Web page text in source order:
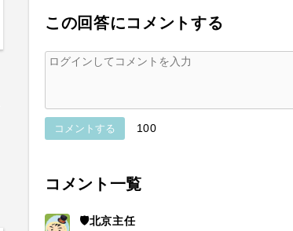
この回答にコメントする
コメントする 100
コメント一覧
🛡北京主任